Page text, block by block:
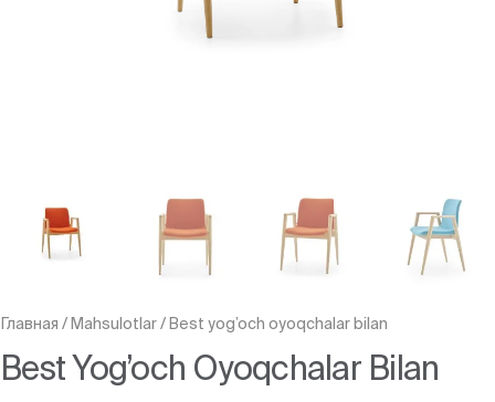
Главная / Mahsulotlar/ Best yog’och oyoqchalar bilan
Best Yog’och Oyoqchalar Bilan